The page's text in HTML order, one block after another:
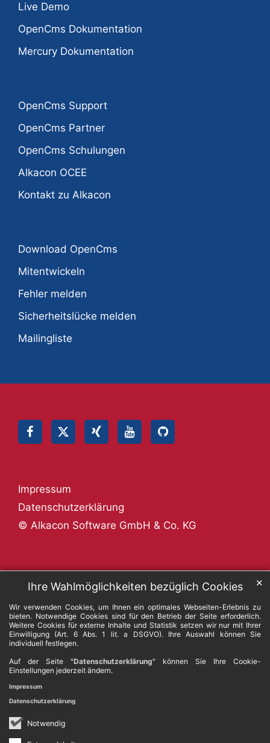
Ihre Wahlmöglichkeiten bezüglich Cookies
Wir verwenden Cookies, um Ihnen ein optimales Webseiten-Erlebnis zu
bieten. Notwendige Cookies sind für den Betrieb der Seite erforderlich.
Weitere Cookies für externe Inhalte und Statistik setzen wir nur mit Ihrer
Einwilligung (Art. 6 Abs. 1 lit. a DSGVO). Ihre Auswahl können Sie
individuell festlegen.
Auf der Seite "Datenschutzerklärung" können Sie Ihre Cookie-
Einstellungen jederzeit ändern.
Notwendig
✕
Impressum
Datenschutzerklärung
Live Demo
OpenCms Dokumentation
Mercury Dokumentation
OpenCms Support
OpenCms Partner
OpenCms Schulungen
Alkacon OCEE
Kontakt zu Alkacon
Download OpenCms
Mitentwickeln
Fehler melden
Sicherheitslücke melden
Mailingliste
© Alkacon Software GmbH & Co. KG
Datenschutzerklärung
Impressum